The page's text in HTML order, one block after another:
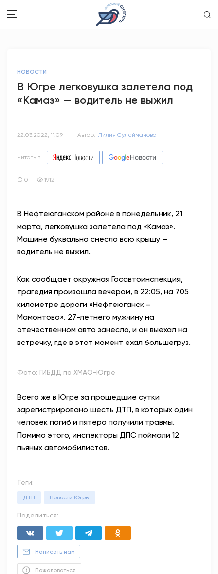
ОБРАЗОВАНИЕ
ЭТО У НАС СЕМЕЙНОЕ
АНТИТЕРРОР
ОФИЦИАЛЬНО
НОВОСТИ
В Югре легковушка залетела под
«Камаз» — водитель не выжил
22.03.2022, 11:09 Автор: Лилия Сулейманова
Читать в
0 1912
В Нефтеюганском районе в понедельник, 21
марта, легковушка залетела под «Камаз».
Машине буквально снесло всю крышу —
водитель не выжил.
Как сообщает окружная Госавтоинспекция,
трагедия произошла вечером, в 22:05, на 705
километре дороги «Нефтеюганск –
Мамонтово». 27-летнего мужчину на
отечественном авто занесло, и он выехал на
встречку, где в этот момент ехал большегруз.
Фото: ГИБДД по ХМАО-Югре
Всего же в Югре за прошедшие сутки
зарегистрировано шесть ДТП, в которых один
человек погиб и пятеро получили травмы.
Помимо этого, инспекторы ДПС поймали 12
пьяных автомобилистов.
Теги:
ДТП Новости Югры
Поделиться:
Написать нам
Пожаловаться